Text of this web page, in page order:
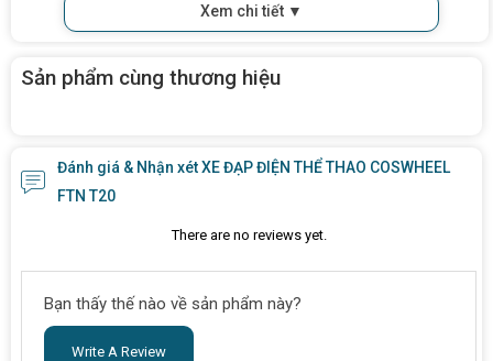
Xem chi tiết ▼
Sản phẩm cùng thương hiệu
Đánh giá & Nhận xét XE ĐẠP ĐIỆN THỂ THAO COSWHEEL
FTN T20
There are no reviews yet.
Bạn thấy thế nào về sản phẩm này?
Write A Review